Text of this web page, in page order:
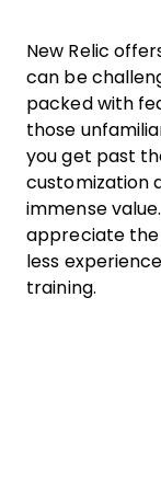
New Relic
can be
packed with
those
you get past
customization
immense
appreciate the
less
training.